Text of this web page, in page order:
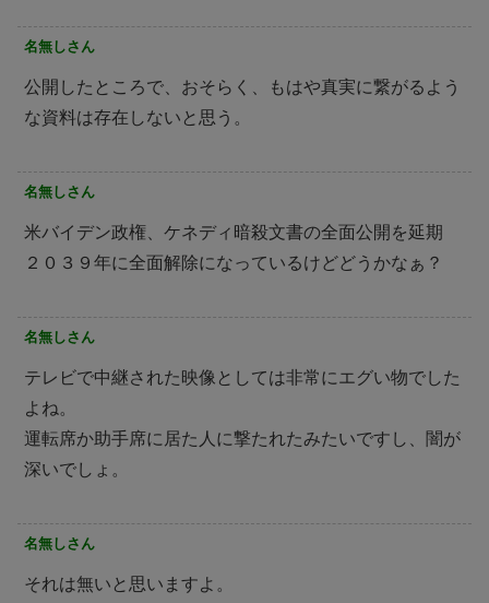
名無しさん
公開したところで、おそらく、もはや真実に繋がるよう
な資料は存在しないと思う。
名無しさん
米バイデン政権、ケネディ暗殺文書の全面公開を延期
２０３９年に全面解除になっているけどどうかなぁ？
名無しさん
テレビで中継された映像としては非常にエグい物でした
よね。
運転席か助手席に居た人に撃たれたみたいですし、闇が
深いでしょ。
名無しさん
それは無いと思いますよ。